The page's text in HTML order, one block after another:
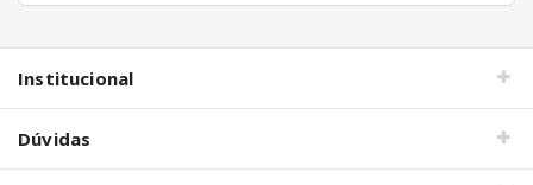
Institucional
Dúvidas